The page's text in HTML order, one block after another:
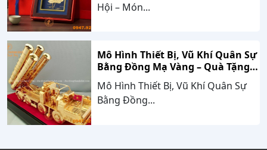
Hội – Món...
Mô Hình Thiết Bị, Vũ Khí Quân Sự
Bằng Đồng Mạ Vàng – Quà Tặng
Cao Cấp Mang Dấu Ấn Sức Mạnh
Và Niềm Tự Hào Dân Tộc
Mô Hình Thiết Bị, Vũ Khí Quân Sự
Bằng Đồng...